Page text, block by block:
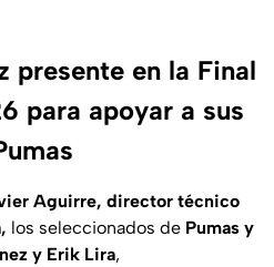
presente en la Final
para apoyar a sus
Aguirre, director técnico
los seleccionados de Pumas y
y Erik Lira,